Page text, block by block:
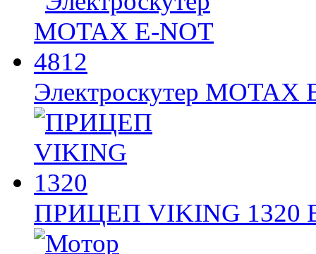
Электроскутер
ПРИЦЕП VIKING